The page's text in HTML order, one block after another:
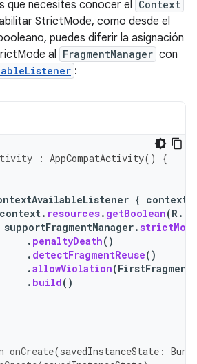
que necesites conocer el Context
StrictMode, como desde el
puedes diferir la asignación
al FragmentManager con
:
: AppCompatActivity() {
{ context
context. resources. getBoolean(R.
supportFragmentManager.
. penaltyDeath()
. detectFragmentReuse()
.allowViolation(FirstFragment
. build()
onCreate(savedInstanceState :